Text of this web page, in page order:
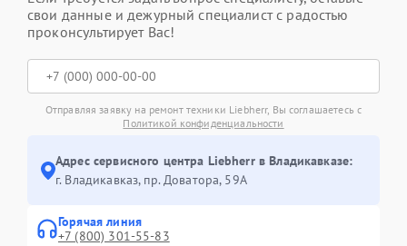
свои данные и дежурный специалист с радостью
проконсультирует Вас!
Отправляя заявку на ремонт техники Liebherr, Вы соглашаетесь с
Политикой конфиденциальности
Адрес сервисного центра Liebherr в Владикавказе:
г. Владикавказ, пр. Доватора, 59А
Горячая линия
+7 (800) 301-55-83